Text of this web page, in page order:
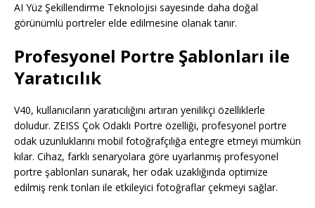
AI Yüz Şekillendirme Teknolojisi sayesinde daha doğal
görünümlü portreler elde edilmesine olanak tanır.
Profesyonel Portre Şablonları ile
Yaratıcılık
V40, kullanıcıların yaratıcılığını artıran yenilikçi özelliklerle
doludur. ZEISS Çok Odaklı Portre özelliği, profesyonel portre
odak uzunluklarını mobil fotoğrafçılığa entegre etmeyi mümkün
kılar. Cihaz, farklı senaryolara göre uyarlanmış profesyonel
portre şablonları sunarak, her odak uzaklığında optimize
edilmiş renk tonları ile etkileyici fotoğraflar çekmeyi sağlar.